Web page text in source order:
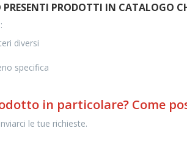
PRODOTTI IN CATALOGO
diversi
specifica
in particolare? Come
le tue richieste.